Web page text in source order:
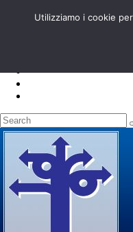
DI TENDENZA:
ADESIONI CLASSI PRIME
Utilizziamo i cookie